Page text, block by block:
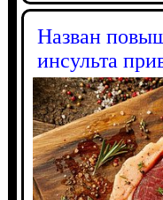
Назван
инсульта